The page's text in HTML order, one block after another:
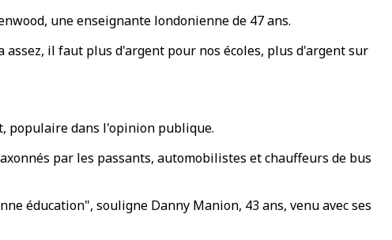
une enseignante londonienne de 47 ans.
assez, il faut plus d'argent pour nos écoles, plus d'argent sur
populaire dans l'opinion publique.
par les passants, automobilistes et chauffeurs de bus
éducation", souligne Danny Manion, 43 ans, venu avec ses